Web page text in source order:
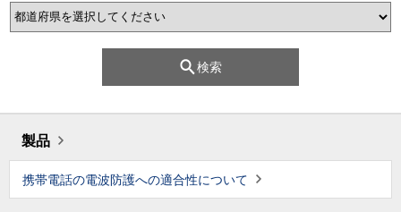
検索
製品
携帯電話の電波防護への適合性について